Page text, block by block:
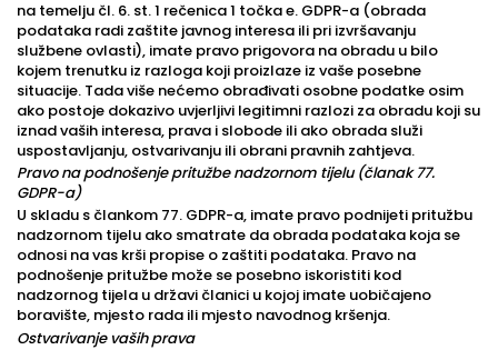
na temelju čl. 6. st. 1 rečenica 1 točka e. GDPR-a (obrada
podataka radi zaštite javnog interesa ili pri izvršavanju
službene ovlasti), imate pravo prigovora na obradu u bilo
kojem trenutku iz razloga koji proizlaze iz vaše posebne
situacije. Tada više nećemo obrađivati osobne podatke osim
ako postoje dokazivo uvjerljivi legitimni razlozi za obradu koji su
iznad vaših interesa, prava i slobode ili ako obrada služi
uspostavljanju, ostvarivanju ili obrani pravnih zahtjeva.
Pravo na podnošenje pritužbe nadzornom tijelu (članak 77.
GDPR-a)
U skladu s člankom 77. GDPR-a, imate pravo podnijeti pritužbu
nadzornom tijelu ako smatrate da obrada podataka koja se
odnosi na vas krši propise o zaštiti podataka. Pravo na
podnošenje pritužbe može se posebno iskoristiti kod
nadzornog tijela u državi članici u kojoj imate uobičajeno
boravište, mjesto rada ili mjesto navodnog kršenja.
Ostvarivanje vaših prava